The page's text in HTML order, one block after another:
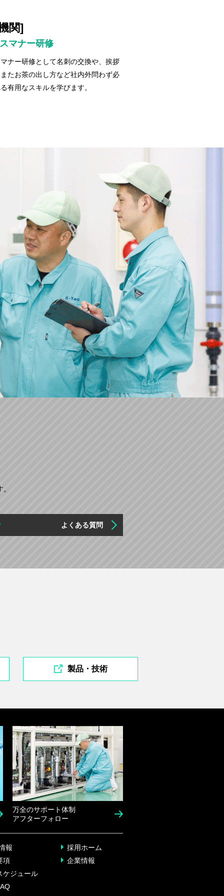
関]
マナー研修
ナー研修として名刺の交換や、挨拶
たお茶の出し方など社内外問わず必
有用なスキルを学びます。
よくある質問
製品・技術
万全のサポート体制
アフターフォロー
報
項
ケジュール
採用ホーム
企業情報